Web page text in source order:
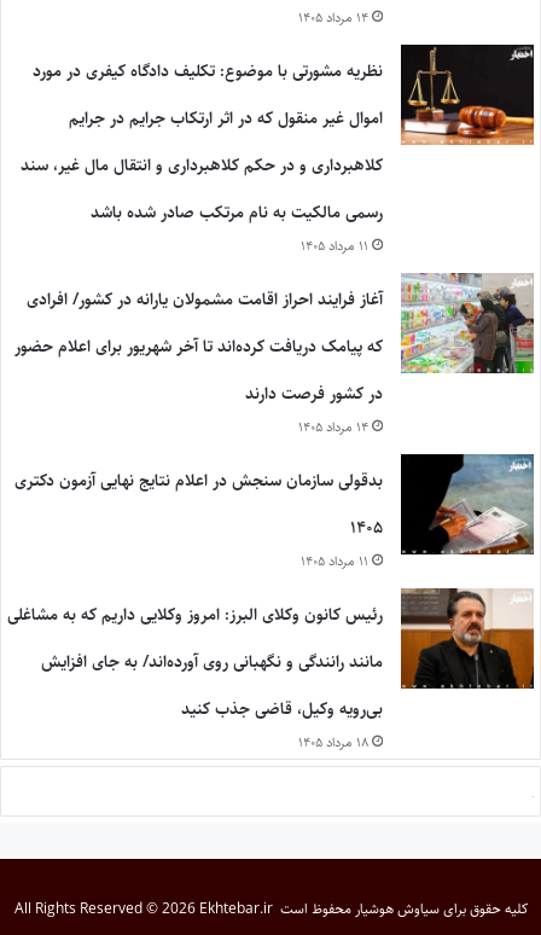
۱۴ مرداد ۱۴۰۵
نظریه مشورتی با موضوع: تکلیف دادگاه کیفری در مورد
اموال غیر منقول که در اثر ارتکاب جرایم در جرایم
کلاهبرداری و در حکم کلاهبرداری و انتقال مال غیر، سند
رسمی مالکیت به نام مرتکب صادر شده باشد
۱۱ مرداد ۱۴۰۵
آغاز فرایند احراز اقامت مشمولان یارانه در کشور/ افرادی
که پیامک دریافت کرده‌اند تا آخر شهریور برای اعلام حضور
در کشور فرصت دارند
۱۴ مرداد ۱۴۰۵
بدقولی سازمان سنجش در اعلام نتایج نهایی آزمون دکتری
۱۴۰۵
۱۱ مرداد ۱۴۰۵
رئیس کانون وکلای البرز: امروز وکلایی داریم که به مشاغلی
مانند رانندگی و نگهبانی روی آورده‌اند/ به جای افزایش
بی‌رویه وکیل، قاضی جذب کنید
۱۸ مرداد ۱۴۰۵
کلیه حقوق برایسیاوش هوشیار محفوظ است All Rights Reserved © 2026 Ekhtebar.ir